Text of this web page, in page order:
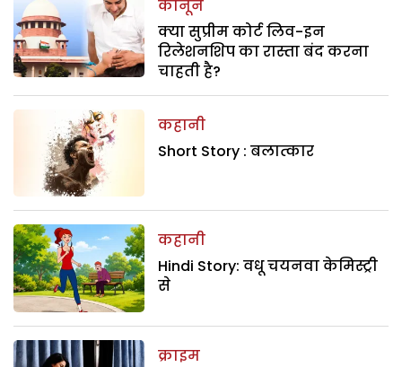
कानून
क्या सुप्रीम कोर्ट लिव-इन
रिलेशनशिप का रास्ता बंद करना
चाहती है?
कहानी
Short Story : बलात्कार
कहानी
Hindi Story: वधू चयनवा केमिस्ट्री
से
क्राइम